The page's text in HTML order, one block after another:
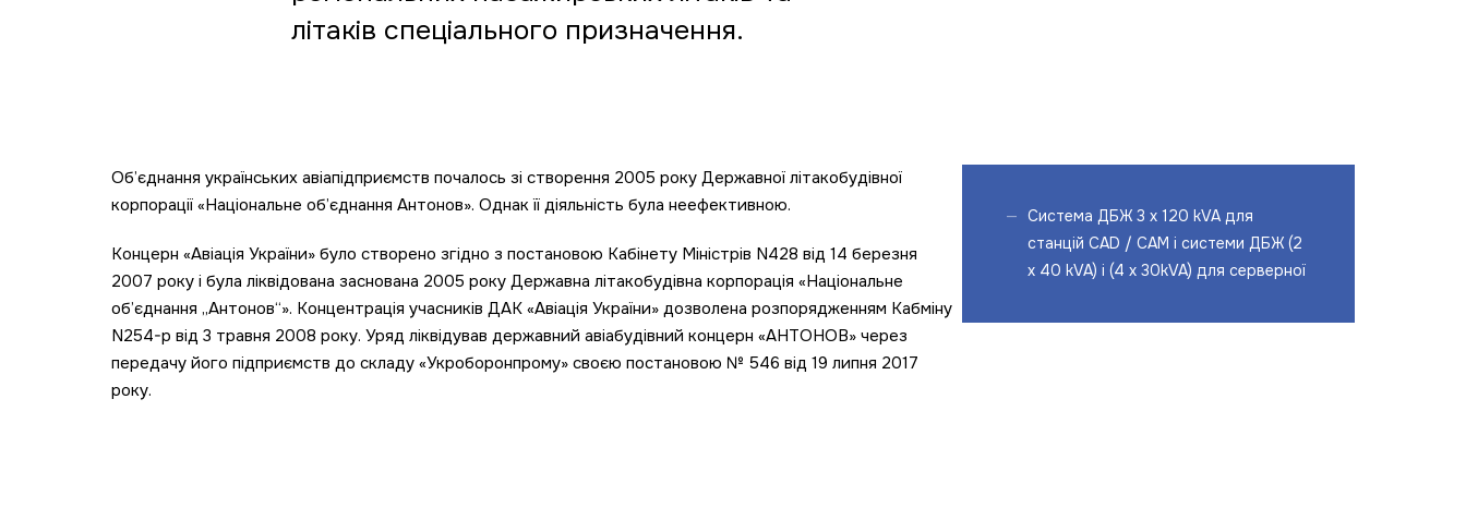
літаків спеціального призначення.
Об’єднання українських авіапідприємств почалось зі створення 2005 року Державної літакобудівної
корпорації «Національне об’єднання Антонов». Однак її діяльність була неефективною.
Концерн «Авіація України» було створено згідно з постановою Кабінету Міністрів N428 від 14 березня
2007 року і була ліквідована заснована 2005 року Державна літакобудівна корпорація «Національне
об’єднання „Антонов“». Концентрація учасників ДАК «Авіація України» дозволена розпорядженням Кабміну
N254-р від 3 травня 2008 року. Уряд ліквідував державний авіабудівний концерн «АНТОНОВ» через
передачу його підприємств до складу «Укроборонпрому» своєю постановою № 546 від 19 липня 2017
року.
Система ДБЖ 3 x 120 kVA для
станцій CAD / CAM і системи ДБЖ (2
x 40 kVA) і (4 x 30kVA) для серверної